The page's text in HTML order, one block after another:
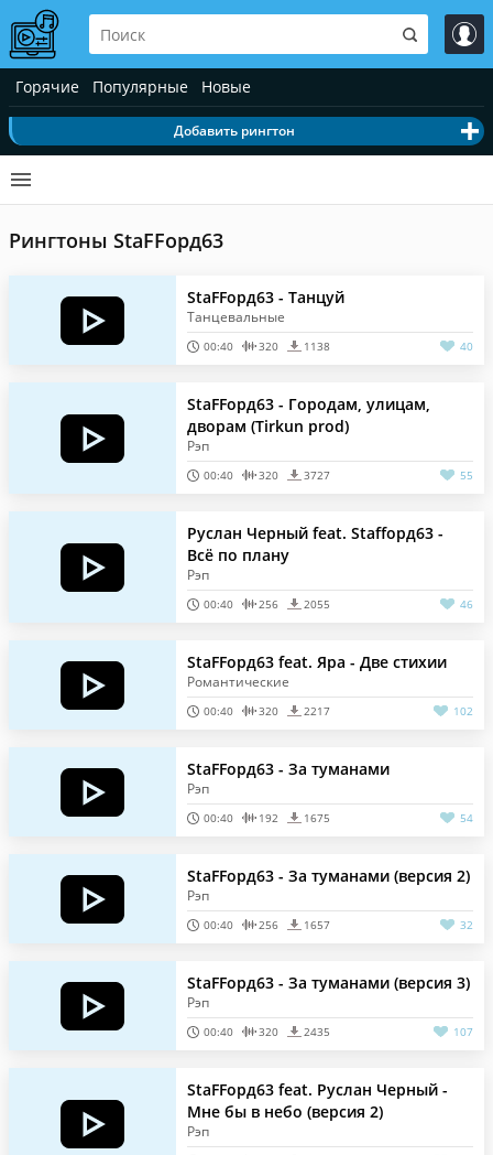
Горячие Популярные Новые
Добавить рингтон
Рингтоны StaFFорд63
StaFFорд63 - Танцуй
Танцевальные
00:40 320 1138 40
StaFFорд63 - Городам, улицам,
дворам (Tirkun prod)
Рэп
00:40 320 3727 55
Руслан Черный feat. Staffорд63 -
Всё по плану
Рэп
00:40 256 2055 46
StaFFорд63 feat. Яра - Две стихии
Романтические
00:40 320 2217 102
StaFFорд63 - За туманами
Рэп
00:40 192 1675 54
StaFFорд63 - За туманами (версия 2)
Рэп
00:40 256 1657 32
StaFFорд63 - За туманами (версия 3)
Рэп
00:40 320 2435 107
StaFFорд63 feat. Руслан Черный -
Мне бы в небо (версия 2)
Рэп